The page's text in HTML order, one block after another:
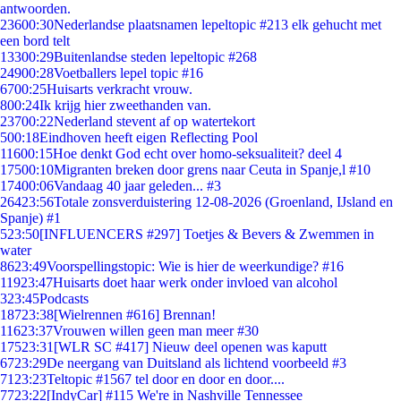
antwoorden.
23600:30Nederlandse plaatsnamen lepeltopic #213 elk gehucht met
een bord telt
13300:29Buitenlandse steden lepeltopic #268
24900:28Voetballers lepel topic #16
6700:25Huisarts verkracht vrouw.
800:24Ik krijg hier zweethanden van.
23700:22Nederland stevent af op watertekort
500:18Eindhoven heeft eigen Reflecting Pool
11600:15Hoe denkt God echt over homo-seksualiteit? deel 4
17500:10Migranten breken door grens naar Ceuta in Spanje,l #10
17400:06Vandaag 40 jaar geleden... #3
26423:56Totale zonsverduistering 12-08-2026 (Groenland, IJsland en
Spanje) #1
523:50[INFLUENCERS #297] Toetjes & Bevers & Zwemmen in
water
8623:49Voorspellingstopic: Wie is hier de weerkundige? #16
11923:47Huisarts doet haar werk onder invloed van alcohol
323:45Podcasts
18723:38[Wielrennen #616] Brennan!
11623:37Vrouwen willen geen man meer #30
17523:31 [WLR SC #417] Nieuw deel openen was kaputt
6723:29De neergang van Duitsland als lichtend voorbeeld #3
71 23:23Teltopic #1567 tel door en door en door....
7723:22[IndyCar] #115 We're in Nashville Tennessee